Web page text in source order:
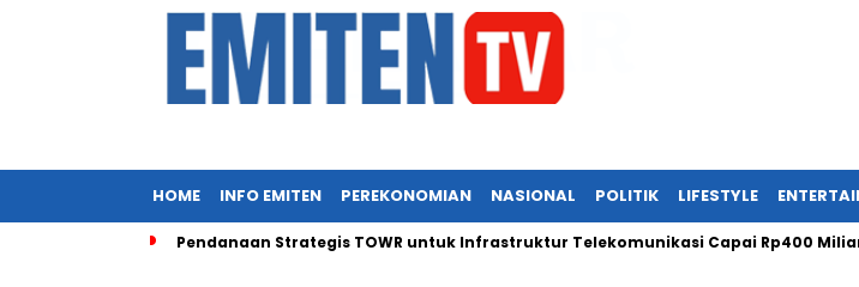
HOME INFO EMITEN PEREKONOMIAN NASIONAL POLITIK LIFESTYLE
Pendanaan Strategis TOWR untuk Infrastruktur Telekomunikasi Capai Rp400